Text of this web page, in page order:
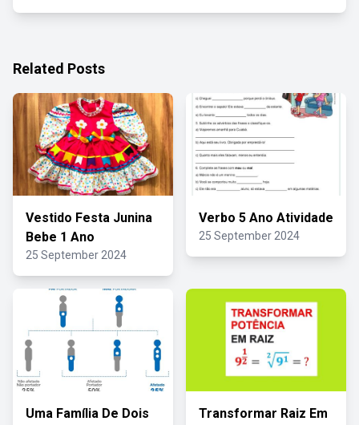
Related Posts
Vestido Festa Junina
Bebe 1 Ano
25 September 2024
Verbo 5 Ano Atividade
25 September 2024
Uma Família De Dois Transformar Raiz Em